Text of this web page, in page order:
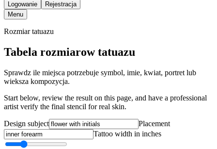
Logowanie
Rejestracja
Menu
Rozmiar tatuazu
Tabela rozmiarow tatuazu
Sprawdz ile miejsca potrzebuje symbol, imie, kwiat, portret lub
wieksza kompozycja.
Start below, review the result on this page, and have a professional
artist verify the final stencil for real skin.
Design subject
Placement
Tattoo width in inches